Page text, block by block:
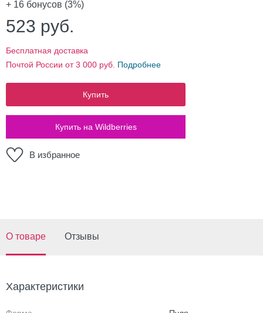
+ 16 бонусов (3%)
523 руб.
Бесплатная доставка
Почтой России от 3 000 руб. Подробнее
Купить
Купить на Wildberries
В избранное
О товаре Отзывы
Характеристики